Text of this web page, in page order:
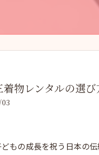
着物レンタルの選
もの成長を祝う日本の